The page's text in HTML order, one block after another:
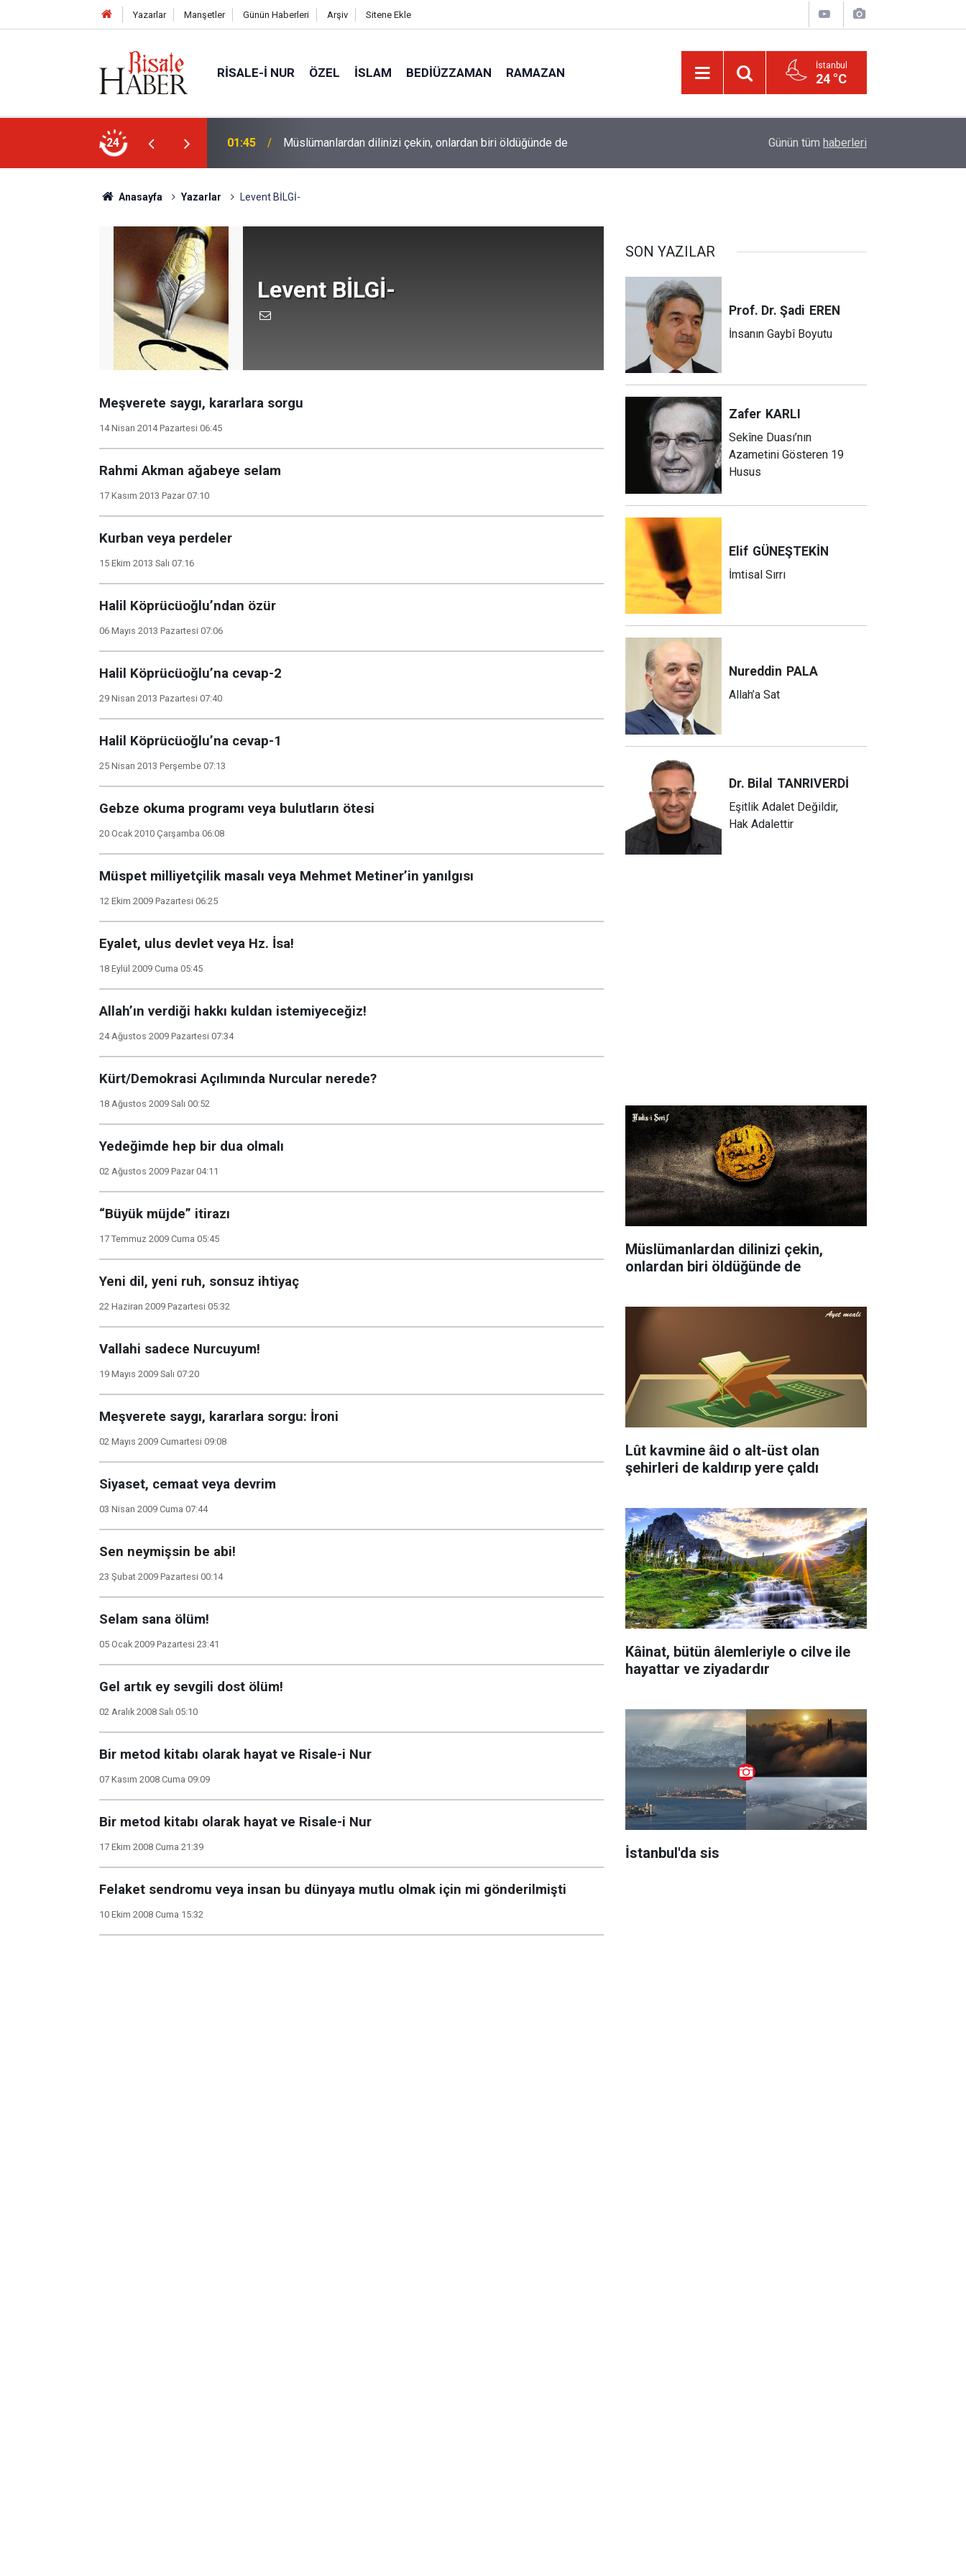
Yazarlar Manşetler Günün Haberleri Arşiv Sitene Ekle
RISALE-I NUR ÖZEL İSLAM BEDIÜZZAMAN RAMAZAN İstanbul
24 °C
24 01:15 Lût kavmine âid o alt-üst olan şehirleri de kaldırıp yere çaldı Kâinat, bütün âlemleriyle o cilve ile hayattar ve
Günün tüm haberleri
Anasayfa Yazarlar Levent BİLGİ-
Levent BİLGİ-
Meşverete saygı, kararlara sorgu
14 Nisan 2014 Pazartesi 06:45
Rahmi Akman ağabeye selam
17 Kasım 2013 Pazar 07:10
Kurban veya perdeler
15 Ekim 2013 Salı 07:16
Halil Köprücüoğlu’ndan özür
06 Mayıs 2013 Pazartesi 07:06
Halil Köprücüoğlu’na cevap-2
29 Nisan 2013 Pazartesi 07:40
Halil Köprücüoğlu’na cevap-1
25 Nisan 2013 Perşembe 07:13
Gebze okuma programı veya bulutların ötesi
20 Ocak 2010 Çarşamba 06:08
Müspet milliyetçilik masalı veya Mehmet Metiner’in yanılgısı
12 Ekim 2009 Pazartesi 06:25
Eyalet, ulus devlet veya Hz. İsa!
18 Eylül 2009 Cuma 05:45
Allah’ın verdiği hakkı kuldan istemiyeceğiz!
24 Ağustos 2009 Pazartesi 07:34
Kürt/Demokrasi Açılımında Nurcular nerede?
18 Ağustos 2009 Salı 00:52
Yedeğimde hep bir dua olmalı
02 Ağustos 2009 Pazar 04:11
“Büyük müjde” itirazı
17 Temmuz 2009 Cuma 05:45
Yeni dil, yeni ruh, sonsuz ihtiyaç
22 Haziran 2009 Pazartesi 05:32
Vallahi sadece Nurcuyum!
19 Mayıs 2009 Salı 07:20
Meşverete saygı, kararlara sorgu: İroni
02 Mayıs 2009 Cumartesi 09:08
Siyaset, cemaat veya devrim
03 Nisan 2009 Cuma 07:44
Sen neymişsin be abi!
23 Şubat 2009 Pazartesi 00:14
Selam sana ölüm!
05 Ocak 2009 Pazartesi 23:41
Gel artık ey sevgili dost ölüm!
02 Aralık 2008 Salı 05:10
Bir metod kitabı olarak hayat ve Risale-i Nur
07 Kasım 2008 Cuma 09:09
Bir metod kitabı olarak hayat ve Risale-i Nur
17 Ekim 2008 Cuma 21:39
Felaket sendromu veya insan bu dünyaya mutlu olmak için mi gönderilmişti
10 Ekim 2008 Cuma 15:32
SON YAZILAR
Prof. Dr. Şadi EREN
İnsanın Gaybî Boyutu
Zafer KARLI
Sekîne Duası’nın
Azametini Gösteren 19
Husus
Elif GÜNEŞTEKİN
İmtisal Sırrı
Nureddin PALA
Allah’a Sat
Dr. Bilal TANRIVERDİ
Eşitlik Adalet Değildir,
Hak Adalettir
Müslümanlardan dilinizi çekin,
onlardan biri öldüğünde de
Lût kavmine âid o alt-üst olan
şehirleri de kaldırıp yere çaldı
Kâinat, bütün âlemleriyle o cilve ile
hayattar ve ziyadardır
İstanbul'da sis